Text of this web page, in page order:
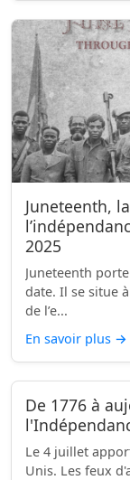
Juneteenth,
2025
Juneteenth
date. Il se situe
de l’e...
En savoir plus →
De 1776 à
Le 4 juillet
Unis. Les feux